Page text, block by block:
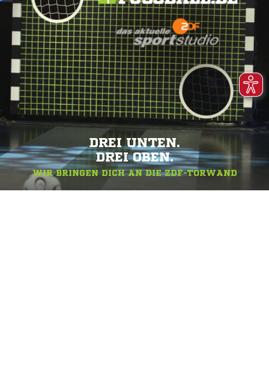
DREI UNTEN.
DREI OBEN.
WIR BRINGEN DICH AN DIE ZDF-TORWAND